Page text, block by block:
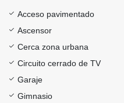
Acceso pavimentado
Ascensor
Cerca zona urbana
Circuito cerrado de TV
Garaje
Gimnasio